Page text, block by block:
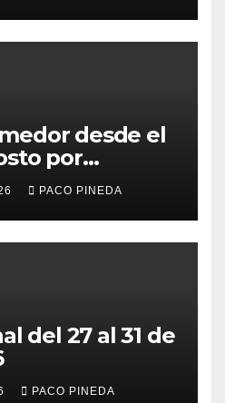
desde el
por
PACO PINEDA
del 27 al 31 de
PACO PINEDA